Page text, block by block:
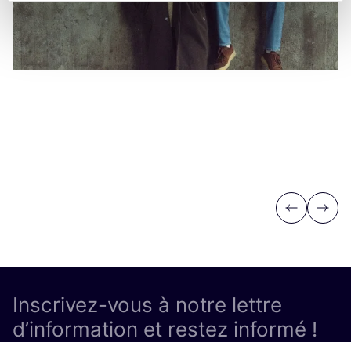
Previous
Next
Inscrivez-vous à notre lettre
d’information et restez informé !